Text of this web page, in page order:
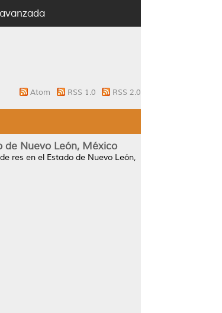
Atom RSS 1.0 RSS 2.0
de Nuevo León, México
res en el Estado de Nuevo León,